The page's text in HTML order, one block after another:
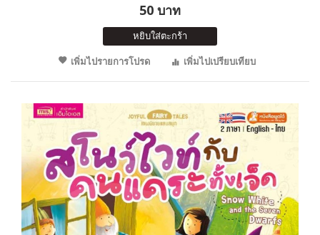
50 บาท
หยิบใส่ตะกร้า
เพิ่มไปรายการโปรด
เพิ่มไปเปรียบเทียบ